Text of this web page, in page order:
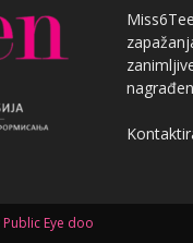
Public Eye doo